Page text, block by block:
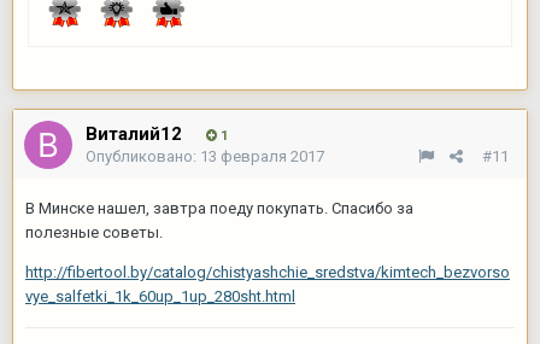
Виталий12 1
#11
Опубликовано: 13 февраля 2017
В Минске нашел, завтра поеду покупать. Спасибо за
полезные советы.
http://fibertool.by/catalog/chistyashchie_sredstva/kimtech_bezvorso
vye_salfetki_1k_60up_1up_280sht.html